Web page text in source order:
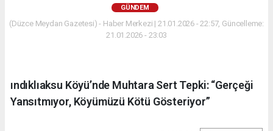
GÜNDEM
(Düzce Meydan Gazetesi) - Haber Merkezi | 21.01.2026 - 22:57, Güncelleme:
21.01.2026 - 23:03
ındıklıaksu Köyü’nde Muhtara Sert Tepki: “Gerçeği
Yansıtmıyor, Köyümüzü Kötü Gösteriyor”